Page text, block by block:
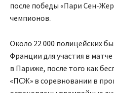
после победы «Пари Сен-
чемпионов.
Около 22 000 полицейских
Франции для участия в
в Париже, после того как
«ПСЖ» в соревновании в